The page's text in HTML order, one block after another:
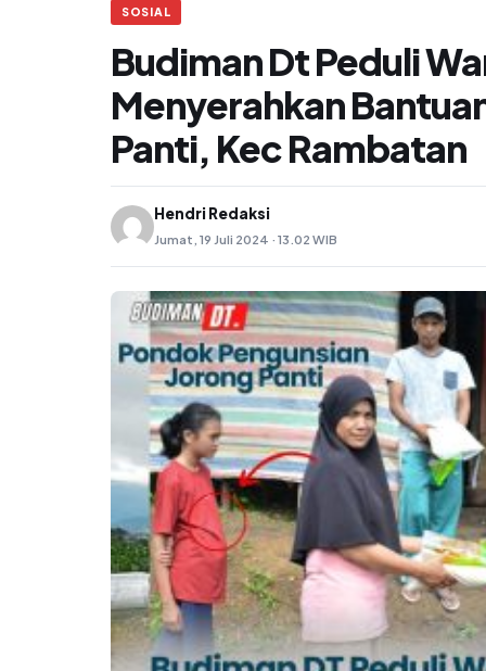
SOSIAL
Budiman Dt Peduli
Menyerahkan
Panti, Kec Rambatan
Hendri Redaksi
Jumat, 19 Juli 2024 · 13.02 WIB